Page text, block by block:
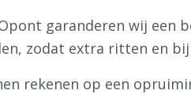
garanderen wij een
zodat extra ritten en
rekenen op een